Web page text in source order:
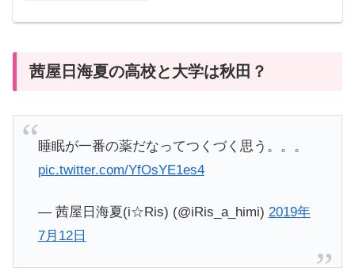
茜屋日海夏の高校と大学は秋田？
睡眠が一番の薬だなってつくづく思う。。。
pic.twitter.com/YfOsYE1es4
— 茜屋日海夏(i☆Ris) (@iRis_a_himi) 2019年
7月12日